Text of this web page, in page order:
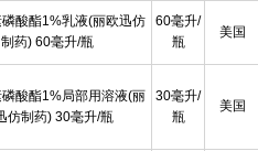
酸酯1%乳液(丽欧迅仿
制药) 60毫升/瓶
60毫升/
瓶
美国
酸酯1%局部用溶液(丽
仿制药) 30毫升/瓶
30毫升/
瓶
美国